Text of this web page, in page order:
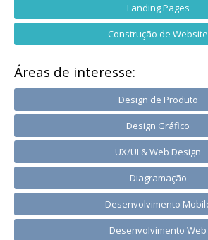
Landing Pages
Construção de Website
Áreas de interesse:
Design de Produto
Design Gráfico
UX/UI & Web Design
Diagramação
Desenvolvimento
Desenvolvimento Web